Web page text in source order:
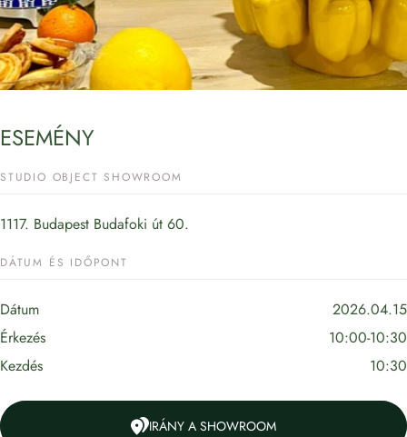
ESEMÉNY
STUDIO OBJECT SHOWROOM
1117. Budapest Budafoki út 60.
DÁTUM ÉS IDŐPONT
Dátum
2026.04.15
Érkezés
10:00-10:30
Kezdés
10:30
IRÁNY A SHOWROOM